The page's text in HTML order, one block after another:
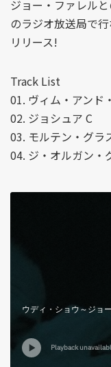
ジョー・ファレル
のラジオ放送局で
リリース!
Track List
01. ヴィム・アンド
02. ジョシュア C
03. モルテン・グラ
04. ジ・オルガン・